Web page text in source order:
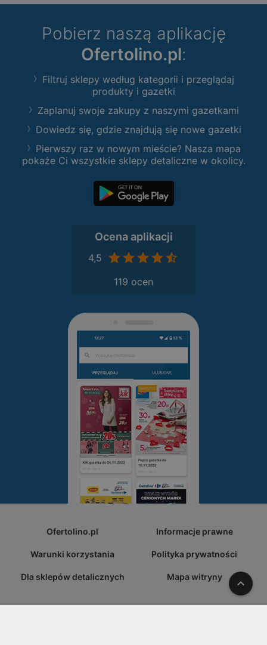
Pobierz naszą aplikację
Ofertolino.pl:
Filtruj sklepy według kategorii i przeglądaj
produkty i gazetki
Zaplanuj swoje zakupy z naszymi gazetkami
Dowiedz się, gdzie znajdują się nowe gazetki
Pierwszy raz w nowym mieście? Nasza mapa
pokaże Ci wszystkie sklepy detaliczne w okolicy.
Ocena aplikacji
4,5
119 ocen
Ofertolino.pl Informacje prawne
Warunki korzystania Polityka prywatności
Dla sklepów detalicznych Mapa witryny W